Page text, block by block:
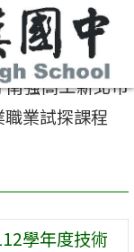
南強高工新北市
業試探課程
學年度技術